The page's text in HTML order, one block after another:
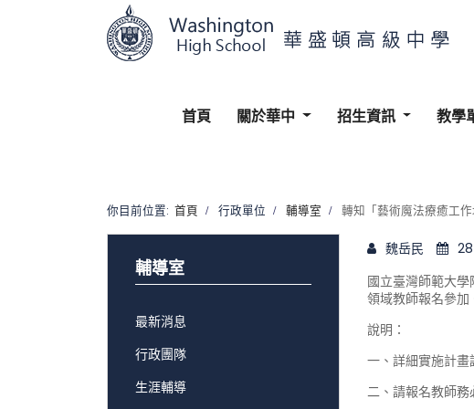
首頁 關於華中 招生資訊 教學
你目前位置: 首頁 行政單位 輔導室 轉知「藝術魔法療癒工
魏岳民
國立臺灣師範大
領域教師報名參加
說明：
一、詳細實施計畫
二、請報名教師務
輔導室
最新消息
行政團隊
生涯輔導